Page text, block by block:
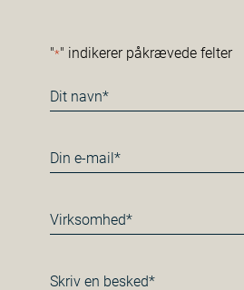
"*" indikerer påkrævede felter
Navn
*
E-
mail
Virksomhed*
*
Besked